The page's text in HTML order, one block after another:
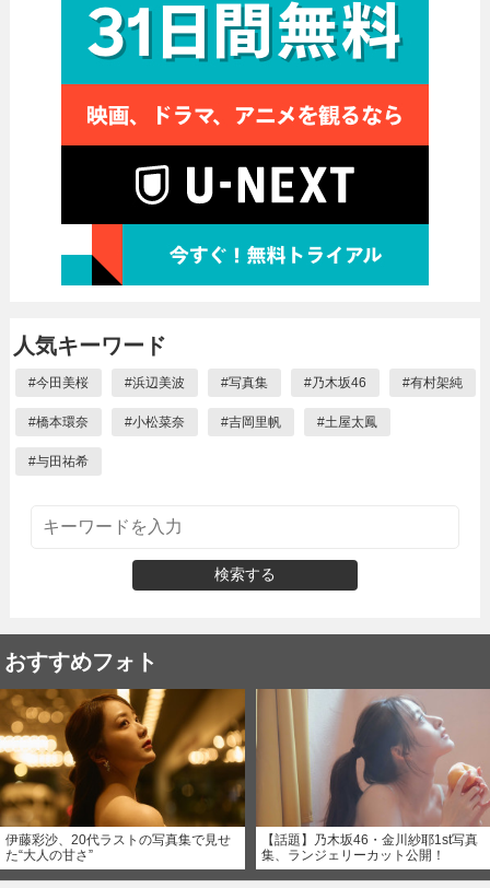
人気キーワード
#今田美桜 #浜辺美波 #写真集 #乃木坂46 #有村架純
#橋本環奈 #小松菜奈 #吉岡里帆 #土屋太鳳
#与田祐希
検索する
おすすめフォト
伊藤彩沙、20代ラストの写真集で見せ
た“大人の甘さ”
【話題】乃木坂46・金川紗耶1st写真
集、ランジェリーカット公開！